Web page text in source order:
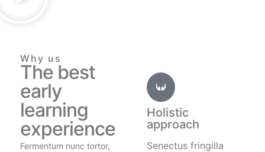
Why us
The best
early
learning
experience
Fermentum nunc tortor,
Holistic
approach
Senectus fringilla